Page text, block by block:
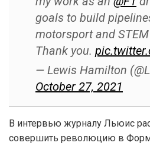
goals to build
motorsport and
Thank you.
— Lewis Hamilton
October 27, 2021
В интервью журналу Льюис
совершить революцию в